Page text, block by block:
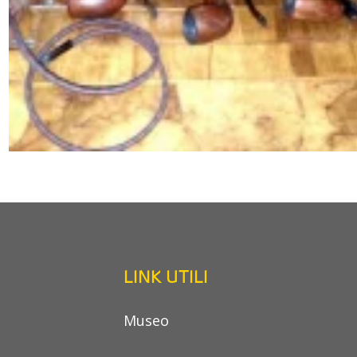
LINK UTILI
Museo